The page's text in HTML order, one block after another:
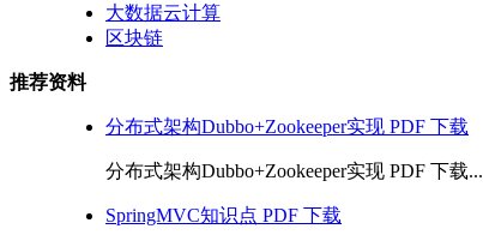
大数据云计算
区块链
推荐资料
分布式架构Dubbo+Zookeeper实现 PDF 下载
分布式架构Dubbo+Zookeeper实现 PDF 下载...
SpringMVC知识点 PDF 下载